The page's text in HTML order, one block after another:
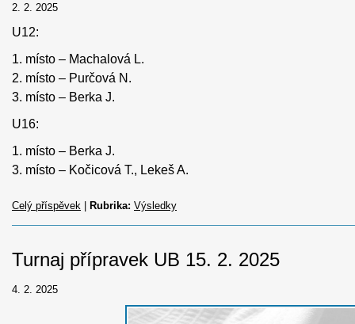
2. 2. 2025
U12:
1. místo – Machalová L.
2. místo – Purčová N.
3. místo – Berka J.
U16:
1. místo – Berka J.
3. místo – Kočicová T., Lekeš A.
Celý příspěvek | Rubrika: Výsledky
Turnaj přípravek UB 15. 2. 2025
4. 2. 2025